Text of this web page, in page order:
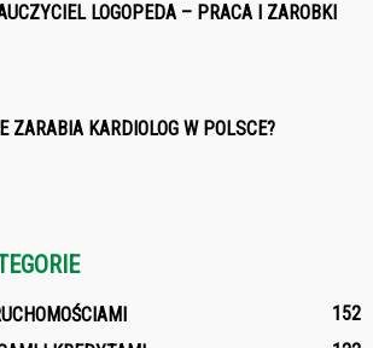
LOGOPEDA – PRACA I ZAROBKI
ZARABIA KARDIOLOG W POLSCE?
152